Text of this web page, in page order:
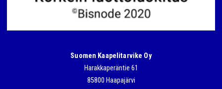
Suomen Kaapelitarvike Oy
Harakkaperäntie 61
85800 Haapajärvi